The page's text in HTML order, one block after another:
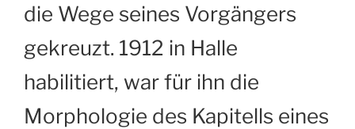
die Wege seines Vorgängers
gekreuzt. 1912 in Halle
habilitiert, war für ihn die
Morphologie des Kapitells eines